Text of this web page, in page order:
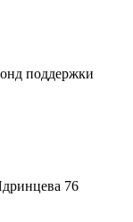
поддержки
76